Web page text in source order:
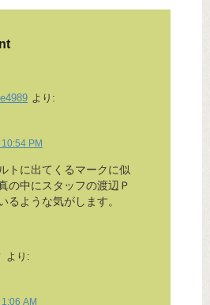
より:
PM
トに出てくるマークに似
の中にスタッフの渡辺Ｐ
るような気がします。
より:
AM